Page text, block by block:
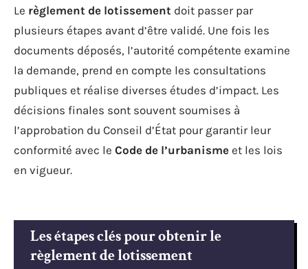
Le règlement de lotissement doit passer par
plusieurs étapes avant d’être validé. Une fois les
documents déposés, l’autorité compétente examine
la demande, prend en compte les consultations
publiques et réalise diverses études d’impact. Les
décisions finales sont souvent soumises à
l’approbation du Conseil d’État pour garantir leur
conformité avec le Code de l’urbanisme et les lois
en vigueur.
Les étapes clés pour obtenir le
règlement de lotissement